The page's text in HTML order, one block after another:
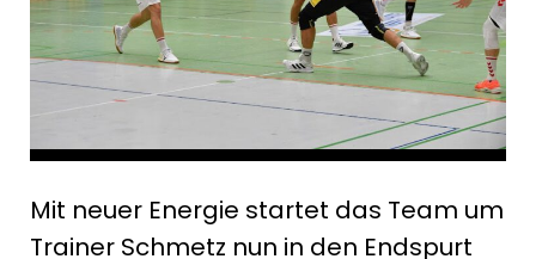
Mit neuer Energie startet das Team um
Trainer Schmetz nun in den Endspurt